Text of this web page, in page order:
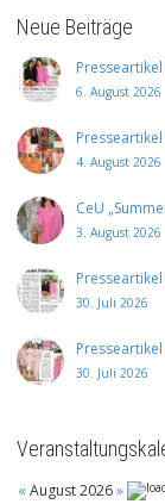
Neue Beiträge
6. August 2026
4. August 2026
CeU
3. August 2026
30. Juli 2026
30. Juli 2026
« August 2026»